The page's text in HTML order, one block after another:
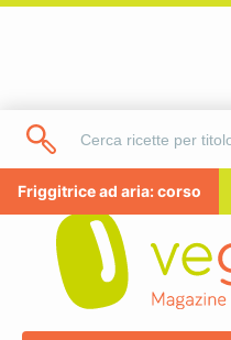
Friggitrice ad aria: corso